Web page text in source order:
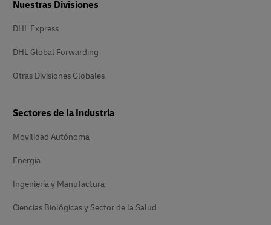
Nuestras Divisiones
DHL Express
DHL Global Forwarding
Otras Divisiones Globales
Sectores de la Industria
Movilidad Autónoma
Energía
Ingeniería y Manufactura
Ciencias Biológicas y Sector de la Salud